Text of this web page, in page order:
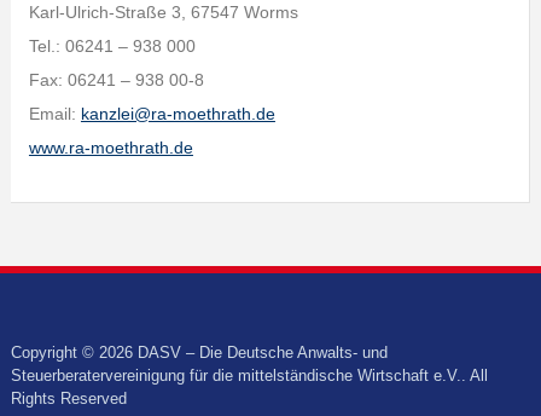
Karl-Ulrich-Straße 3, 67547 Worms
Tel.: 06241 – 938 000
Fax: 06241 – 938 00-8
Email: kanzlei@ra-moethrath.de
www.ra-moethrath.de
Copyright © 2026 DASV – Die Deutsche Anwalts- und
Steuerberatervereinigung für die mittelständische Wirtschaft e.V.. All
Rights Reserved